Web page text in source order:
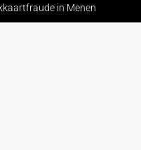
in Menen